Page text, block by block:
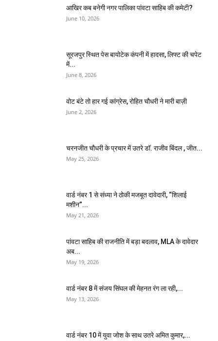
आखिर कब बनेगी नगर पालिका पांवटा साहिब की कमेटी?
June 10, 2026
सूरजपुर स्थित पेस बायोटेक कंपनी में हादसा, लिफ्ट की चपेट
में...
June 8, 2026
वोट बंटे तो हार गई कांग्रेस, रोहित चौधरी ने मारी बाज़ी
June 2, 2026
चरनजीत चौधरी के प्रचार में उतरे डॉ. राजीव बिंदल , जीत...
May 25, 2026
वार्ड नंबर 1 से संध्या ने ठोकी मजबूत दावेदारी, “शिलाई
मशीन”...
May 21, 2026
पांवटा साहिब की राजनीति में बड़ा बदलाव, MLA के दावेदार
अब...
May 19, 2026
वार्ड नंबर 8 में संजय सिंघल की मेहनत रंग ला रही,...
May 13, 2026
वार्ड नंबर 10 में युवा जोश के साथ उतरे अमित कुमार,...